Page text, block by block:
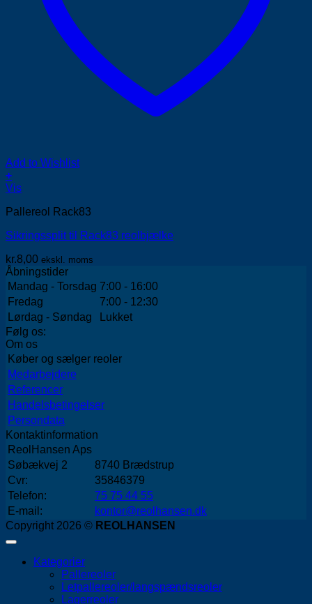
Add to Wishlist
+
Vis
Pallereol Rack83
Sikringssplit til Rack83 reolbjælke
kr.8,00 ekskl. moms
Åbningstider
Mandag - Torsdag 7:00 - 16:00
Fredag
7:00 - 12:30
Lørdag - Søndag
Lukket
Følg os:
Om os
Køber og sælger reoler
Medarbejdere
Referencer
Handelsbetingelser
Persondata
Kontaktinformation
ReolHansen Aps
Søbækvej 2
8740 Brædstrup
Cvr:
35846379
Telefon:
75 75 44 55
E-mail:
kontor@reolhansen.dk
Copyright 2026 © REOLHANSEN
Kategorier
Pallereoler
Letpallereoler/langspændsreoler
Lagerreoler